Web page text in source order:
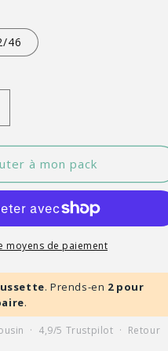
46
à mon pack
moyens de paiement
. Prends-en 2 pour
.
· 4,9/5 Trustpilot · Retour